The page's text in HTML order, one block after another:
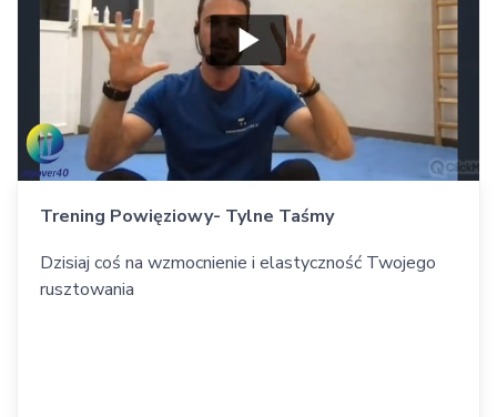
Trening Powięziowy- Tylne Taśmy
Dzisiaj coś na wzmocnienie i elastyczność Twojego
rusztowania